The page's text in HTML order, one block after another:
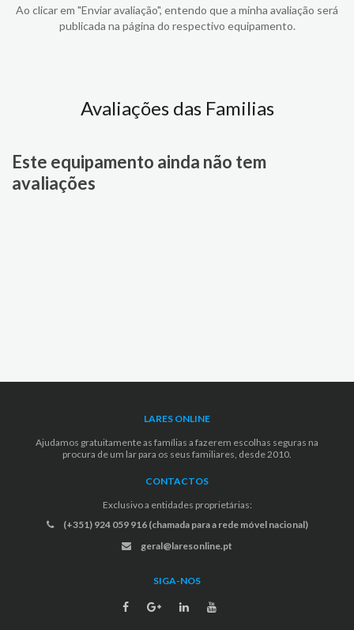
Ao clicar em "Enviar avaliação", entendo que a minha avaliação será
publicada na página do respectivo equipamento.
Avaliações das Familias
Este equipamento ainda não tem
avaliações
LARES ONLINE
Ajudamos gratuitamente as famílias a fazerem escolhas seguras na
procura de um lar para os seus familiares, desde 2010.
CONTACTOS
Exclusivo a entidades proprietárias:
(+351) 924 059 916 (chamada para a rede móvel nacional)
geral@laresonline.pt
SIGA-NOS